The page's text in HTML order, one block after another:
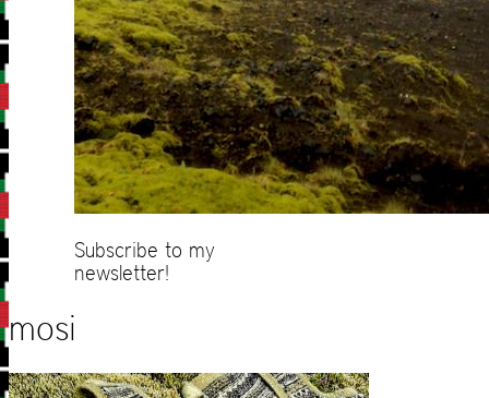
Subscribe to my
newsletter!
mosi